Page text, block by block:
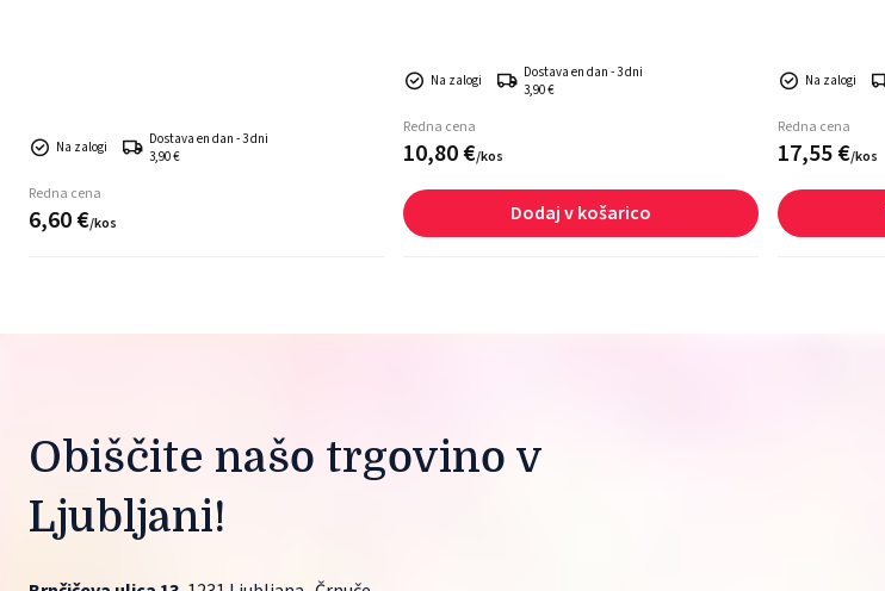
Na zalogi
Dostava en dan - 3 dni
3,90 €
Redna cena
6,60€/kos
Na zalogi
Dostava en dan - 3 dni
3,90 €
Redna cena
10,80€/kos
Dodaj v košarico
Na zalogi
Redna cena
17,55€/kos
Obiščite našo trgovino v
Ljubljani!